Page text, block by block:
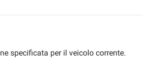
specificata per il veicolo corrente.